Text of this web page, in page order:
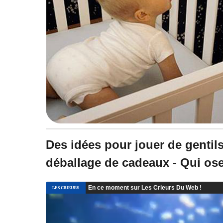
Des idées pour jouer de
déballage de cadeaux - Qui